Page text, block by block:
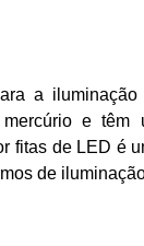
a
e
fitas de LED é
de